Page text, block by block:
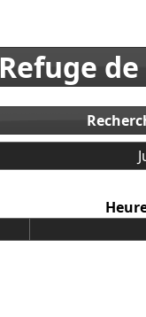
Refuge